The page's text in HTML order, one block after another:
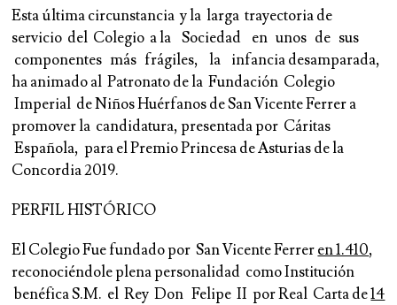
Esta última circunstancia y la larga trayectoria de
servicio del Colegio a la Sociedad en unos de sus
componentes más frágiles, la infancia desamparada,
ha animado al Patronato de la Fundación Colegio
Imperial de Niños Huérfanos de San Vicente Ferrer a
promover la candidatura,presentadapor Cáritas
Española, para el Premio Princesa de Asturias de la
Concordia 2019.
PERFIL HISTÓRICO
El Colegio Fue fundado por San Vicente Ferreren 1.410,
reconociéndole plena personalidad como Institución
benéfica S.M. el Rey Don Felipe II por Real Carta de14